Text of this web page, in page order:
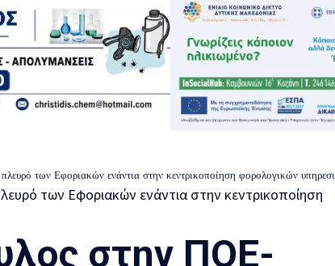
των Εφοριακών ενάντια στην κεντρικοποίηση φορολογικών υπηρεσιών»
στην ΠΟΕ-